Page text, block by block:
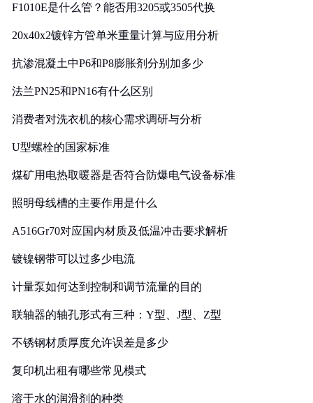
F1010E是什么管？能否用3205或3505代换
20x40x2镀锌方管单米重量计算与应用分析
抗渗混凝土中P6和P8膨胀剂分别加多少
法兰PN25和PN16有什么区别
消费者对洗衣机的核心需求调研与分析
U型螺栓的国家标准
煤矿用电热取暖器是否符合防爆电气设备标准
照明母线槽的主要作用是什么
A516Gr70对应国内材质及低温冲击要求解析
镀镍钢带可以过多少电流
计量泵如何达到控制和调节流量的目的
联轴器的轴孔形式有三种：Y型、J型、Z型
不锈钢材质厚度允许误差是多少
复印机出租有哪些常见模式
溶于水的润滑剂的种类